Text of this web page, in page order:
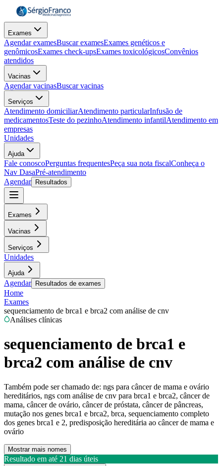
Exames
Agendar examesBuscar examesExames genéticos e
genômicosExames check-upsExames toxicológicosConvênios
atendidos
Vacinas
Agendar vacinasBuscar vacinas
Serviços
Atendimento domiciliarAtendimento particularInfusão de
medicamentosTeste do pezinhoAtendimento infantilAtendimento em
empresas
Unidades
Ajuda
Fale conoscoPerguntas frequentesPeça sua nota fiscalConheça o
Nav DasaPré-atendimento
Agendar
Resultados
Exames
Vacinas
Serviços
Unidades
Ajuda
Agendar Resultados de exames
Home
Exames
sequenciamento de brca1 e brca2 com análise de cnv
Análises clínicas
sequenciamento de brca1 e
brca2 com análise de cnv
Também pode ser chamado de: ngs para câncer de mama e ovário
hereditários, ngs com análise de cnv para brca1 e brca2, câncer de
mama, câncer de ovário, câncer de próstata, câncer de pâncreas,
mutação nos genes brca1 e brca2, brca, sequenciamento completo
dos genes brca1 e 2, predisposição hereditária ao câncer de mama e
ovário
Mostrar mais nomes
Resultado em até 21 dias úteis